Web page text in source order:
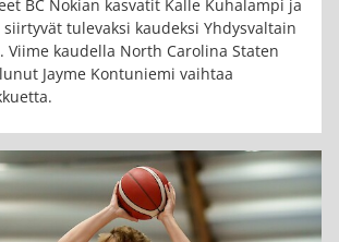
BC Nokian kasvatit Kalle Kuhalampi ja
siirtyvät tulevaksi kaudeksi Yhdysvaltain
Viime kaudella North Carolina Staten
Jayme Kontuniemi vaihtaa